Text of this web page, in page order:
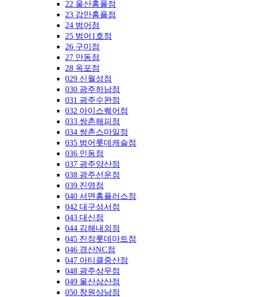
22 울산홈플점
23 감만홈플점
24 범어점
25 범어1호점
26 구미점
27 안동점
28 옥포점
029 신월성점
030 광주하남점
031 광주수완점
032 아이스퀘어점
033 쌍촌해피점
034 쌍촌스마일점
035 범어롯데캐슬점
036 인동점
037 광주양산점
038 광주선운점
039 진영점
040 서면홈플러스점
042 대구성서점
043 대신점
044 김해내외점
045 진장롯데마트점
046 경산NC점
047 아티클중산점
048 광주상무점
049 울산삼산점
050 창원상남점